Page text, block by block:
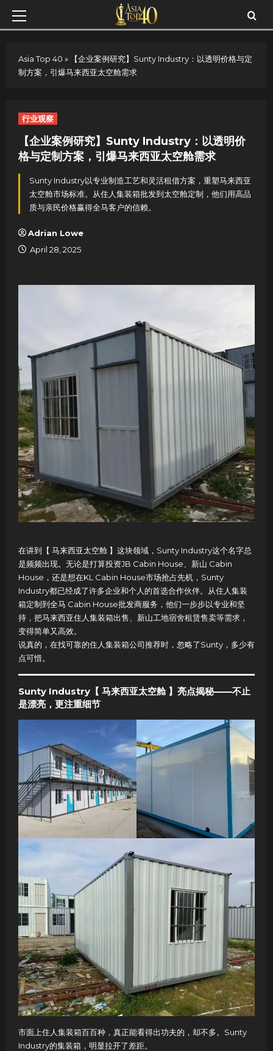
Skip
Primary
Asia Top 40 »
【企业案例研究】Sunty Industry：以透明价格与定
制方案，引爆马来西亚太空舱需求
行业观察
【企业案例研究】Sunty Industry：以透明价
格与定制方案，引爆马来西亚太空舱需求
Sunty Industry以专业制造工艺和灵活租借方案，重塑马来西亚
太空舱市场标准。从住人集装箱批发到太空舱定制，他们用高品
质与亲民价格赢得全马客户的信赖。
Adrian Lowe
April 28, 2025
在讲到【 马来西亚太空舱 】这块领域，Sunty Industry这个名字总
是频频出现。无论是打算投资JB Cabin House、新山 Cabin
House，还是想在KL Cabin House市场抢占先机，Sunty
Industry都已经成了许多企业和个人的首选合作伙伴。从住人集装
箱定制到全马 Cabin House批发商服务，他们一步步以专业和坚
持，把马来西亚住人集装箱出售、新山工地宿舍租赁售卖等需求，
变得简单又高效。
说真的，在找可靠的住人集装箱公司推荐时，忽略了Sunty，多少有
点可惜。
Sunty Industry【 马来西亚太空舱 】亮点揭秘——不止
是漂亮，更注重细节
市面上住人集装箱百百种，真正能看得出功夫的，却不多。Sunty
Industry的集装箱，明显拉开了差距。